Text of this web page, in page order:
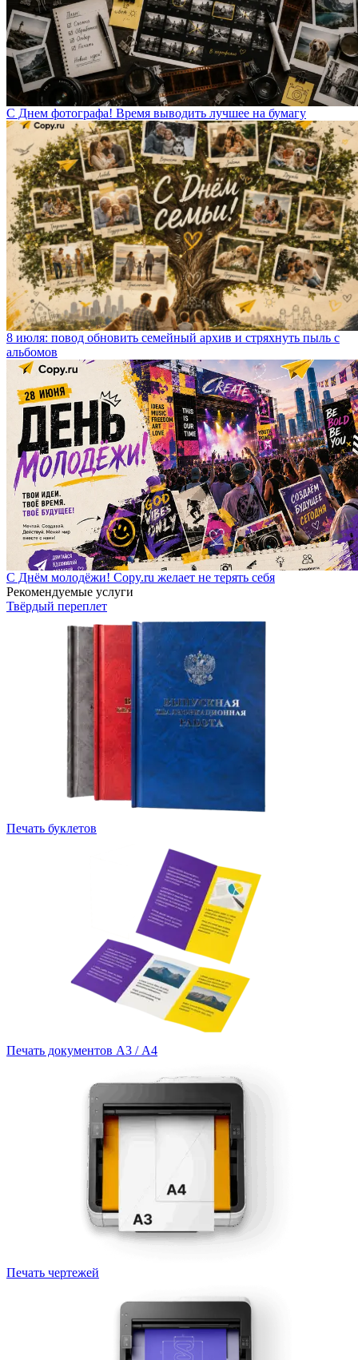
С Днем фотографа! Время выводить лучшее на бумагу
8 июля: повод обновить семейный архив и стряхнуть пыль с
альбомов
С Днём молодёжи! Copy.ru желает не терять себя
Рекомендуемые услуги
Твёрдый переплет
Печать буклетов
Печать документов А3 / А4
Печать чертежей